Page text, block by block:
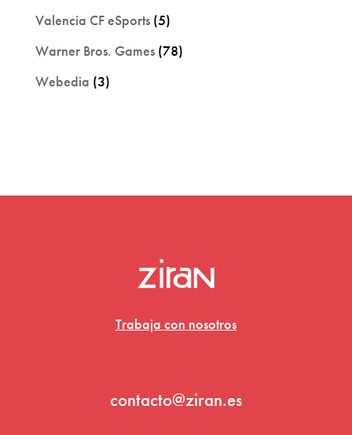
Valencia CF eSports(5)
Warner Bros. Games(78)
Webedia (3)
Trabaja con nosotros
contacto@ziran.es